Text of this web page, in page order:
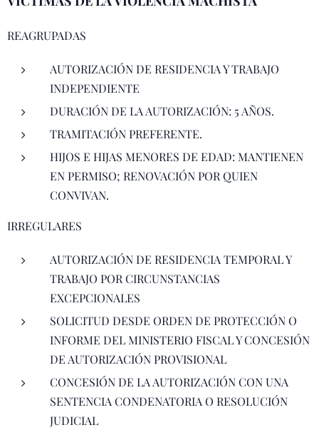
REAGRUPADAS
AUTORIZACIÓN DE RESIDENCIA Y TRABAJO
INDEPENDIENTE
DURACIÓN DE LA AUTORIZACIÓN: 5 AÑOS.
TRAMITACIÓN PREFERENTE.
HIJOS E HIJAS MENORES DE EDAD: MANTIENEN
EN PERMISO; RENOVACIÓN POR QUIEN
CONVIVAN.
IRREGULARES
AUTORIZACIÓN DE RESIDENCIA TEMPORAL Y
TRABAJO POR CIRCUNSTANCIAS
EXCEPCIONALES
SOLICITUD DESDE ORDEN DE PROTECCIÓN O
INFORME DEL MINISTERIO FISCAL Y CONCESIÓN
DE AUTORIZACIÓN PROVISIONAL
CONCESIÓN DE LA AUTORIZACIÓN CON UNA
SENTENCIA CONDENATORIA O RESOLUCIÓN
JUDICIAL